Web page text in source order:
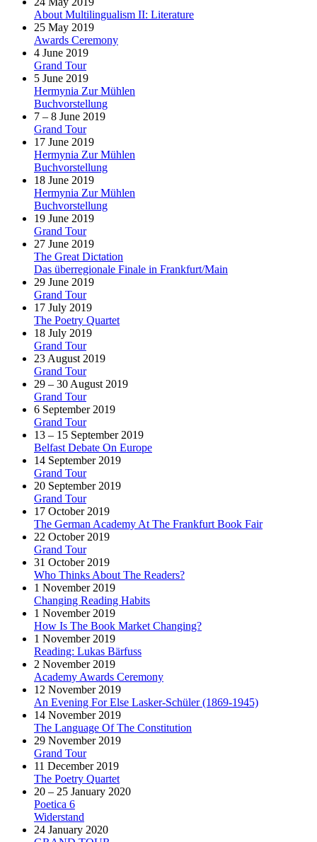
About Multilingualism II: Literature
25 May 2019
Awards Ceremony
4 June 2019
Grand Tour
5 June 2019
Hermynia Zur Mühlen
Buchvorstellung
7 – 8 June 2019
Grand Tour
17 June 2019
Hermynia Zur Mühlen
Buchvorstellung
18 June 2019
Hermynia Zur Mühlen
Buchvorstellung
19 June 2019
Grand Tour
27 June 2019
The Great Dictation
Das überregionale Finale in Frankfurt/Main
29 June 2019
Grand Tour
17 July 2019
The Poetry Quartet
18 July 2019
Grand Tour
23 August 2019
Grand Tour
29 – 30 August 2019
Grand Tour
6 September 2019
Grand Tour
13 – 15 September 2019
Belfast Debate On Europe
14 September 2019
Grand Tour
20 September 2019
Grand Tour
17 October 2019
The German Academy At The Frankfurt Book Fair
22 October 2019
Grand Tour
31 October 2019
Who Thinks About The Readers?
1 November 2019
Changing Reading Habits
1 November 2019
How Is The Book Market Changing?
1 November 2019
Reading: Lukas Bärfuss
2 November 2019
Academy Awards Ceremony
12 November 2019
An Evening For Else Lasker-Schüler (1869-1945)
14 November 2019
The Language Of The Constitution
29 November 2019
Grand Tour
11 December 2019
The Poetry Quartet
20 – 25 January 2020
Poetica 6
Widerstand
24 January 2020